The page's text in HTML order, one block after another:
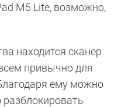
M5 Lite, возможно,
находится сканер
привычно для
ему можно